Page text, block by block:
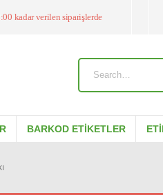
kadar verilen siparişlerde
BARKOD ETIKETLER